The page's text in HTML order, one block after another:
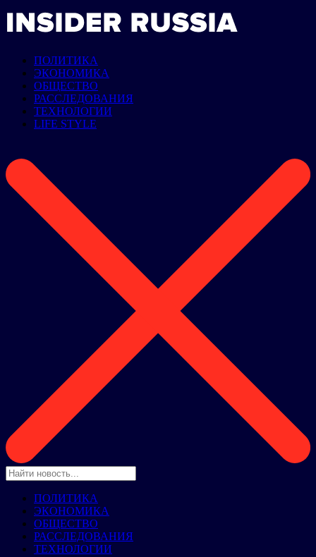
ПОЛИТИКА
ЭКОНОМИКА
ОБЩЕСТВО
РАССЛЕДОВАНИЯ
ТЕХНОЛОГИИ
LIFE STYLE
ПОЛИТИКА
ЭКОНОМИКА
ОБЩЕСТВО
РАССЛЕДОВАНИЯ
ТЕХНОЛОГИИ